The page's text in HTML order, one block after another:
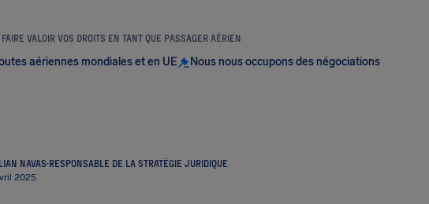
VALOIR VOS DROITS EN TANT QUE PASSAGER AÉRIEN
aériennes mondiales et en UE Nous nous occupons des négociations
NAVAS·RESPONSABLE DE LA STRATÉGIE JURIDIQUE
2025